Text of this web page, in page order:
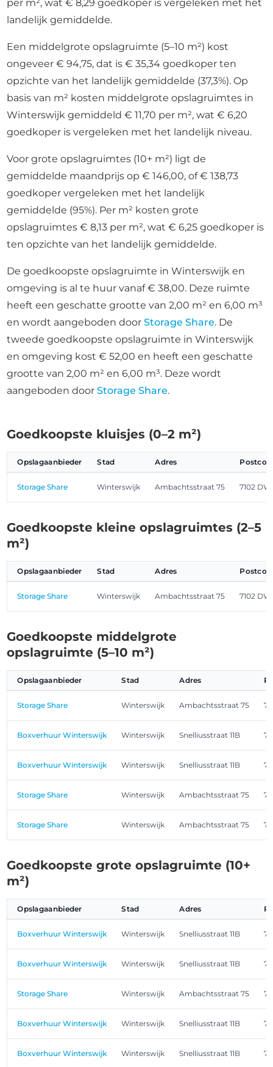
per m², wat € 8,29 goedkoper is vergeleken met het
landelijk gemiddelde.
Een middelgrote opslagruimte (5–10 m²) kost
ongeveer € 94,75, dat is € 35,34 goedkoper ten
opzichte van het landelijk gemiddelde (37,3%). Op
basis van m² kosten middelgrote opslagruimtes in
Winterswijk gemiddeld € 11,70 per m², wat € 6,20
goedkoper is vergeleken met het landelijk niveau.
Voor grote opslagruimtes (10+ m²) ligt de
gemiddelde maandprijs op € 146,00, of € 138,73
goedkoper vergeleken met het landelijk
gemiddelde (95%). Per m² kosten grote
opslagruimtes € 8,13 per m², wat € 6,25 goedkoper is
ten opzichte van het landelijk gemiddelde.
De goedkoopste opslagruimte in Winterswijk en
omgeving is al te huur vanaf € 38,00. Deze ruimte
heeft een geschatte grootte van 2,00 m² en 6,00 m³
en wordt aangeboden doorStorage Share. De
tweede goedkoopste opslagruimte in Winterswijk
en omgeving kost € 52,00 en heeft een geschatte
grootte van 2,00 m² en 6,00 m³. Deze wordt
aangeboden doorStorage Share.
Goedkoopste kluisjes (0–2 m²)
Opslagaanbieder Stad Adres
Storage Share Winterswijk Ambachtsstraat 75 7102 DW
Goedkoopste kleine opslagruimtes (2–5
m²)
Opslagaanbieder Stad Adres
Storage Share Winterswijk Ambachtsstraat 75 7102 DW
Goedkoopste middelgrote
opslagruimte (5–10 m²)
Opslagaanbieder Stad Adres
Storage Share Winterswijk Ambachtsstraat 75
Boxverhuur Winterswijk Winterswijk Snelliusstraat 11B
Boxverhuur Winterswijk Winterswijk Snelliusstraat 11B
Storage Share Winterswijk Ambachtsstraat 75
Storage Share Winterswijk Ambachtsstraat 75
Goedkoopste grote opslagruimte (10+
m²)
Opslagaanbieder Stad Adres
Boxverhuur Winterswijk Winterswijk Snelliusstraat 11B
Boxverhuur Winterswijk Winterswijk Snelliusstraat 11B
Storage Share Winterswijk Ambachtsstraat 75
Boxverhuur Winterswijk Winterswijk Snelliusstraat 11B
Boxverhuur Winterswijk Winterswijk Snelliusstraat 11B